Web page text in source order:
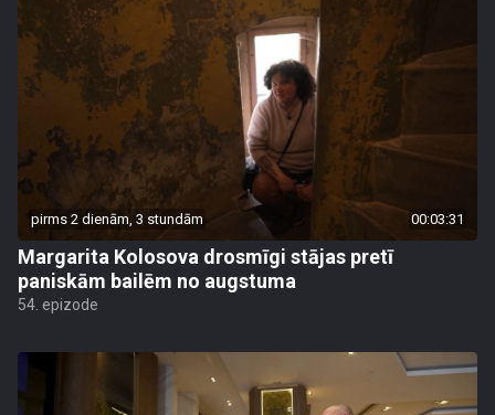
pirms 2 dienām, 3 stundām 00:03:31
Margarita Kolosova drosmīgi stājas pretī
paniskām bailēm no augstuma
54. epizode